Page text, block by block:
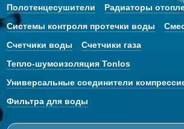
Полотенцесушители
Радиаторы
Системы контроля протечки воды
Счетчики воды
Счетчики газа
Тепло-шумоизоляция Tonlos
Универсальные соединители
Фильтра для воды